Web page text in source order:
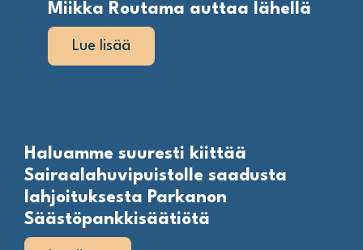
Miikka Routama auttaa lähellä
Lue lisää
Haluamme suuresti kiittää
Sairaalahuvipuistolle saadusta
lahjoituksesta Parkanon
Säästöpankkisäätiötä